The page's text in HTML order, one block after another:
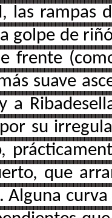
las rampas
golpe de
frente
suave
a
su
que
Alguna